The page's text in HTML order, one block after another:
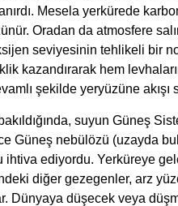
Mesela yerkürede
Oradan da atmosfere
seviyesinin tehlikeli bir
kazandırarak hem
şekilde yeryüzüne akışı
suyun Güneş
Güneş nebülözü (uzayda
ihtiva ediyordu. Yerküreye
diğer gezegenler, arz
Dünyaya düşecek veya